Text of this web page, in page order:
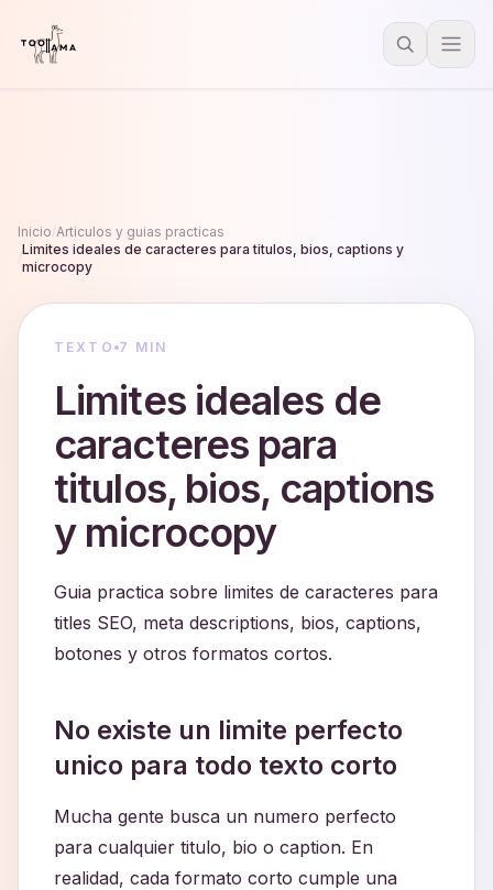
Inicio Articulos y guias practicas
Limites ideales de caracteres para titulos, bios, captions y
microcopy
TEXTO 7 MIN
Limites ideales de
caracteres para
titulos, bios, captions
y microcopy
Guia practica sobre limites de caracteres para
titles SEO, meta descriptions, bios, captions,
botones y otros formatos cortos.
No existe un limite perfecto
unico para todo texto corto
Mucha gente busca un numero perfecto
para cualquier titulo, bio o caption. En
realidad, cada formato corto cumple una